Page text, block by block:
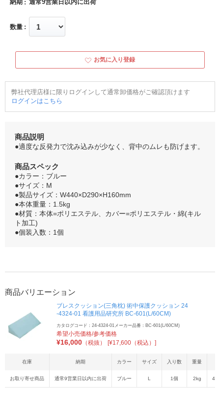
納期 通常9営業日以内に出荷
数量
お気に入り登録
弊社代理店様に限りログインして通常卸価格がご確認頂けます
ログインはこちら
商品説明
●適度な反発力で沈み込みが少なく、背中のムレも防げます。
商品スペック
●カラー：ブルー
●サイズ：M
●製品サイズ：W440×D290×H160mm
●本体重量：1.5kg
●材質：本体=ポリエステル、カバー=ポリエステル・綿(キル
ト加工)
●個装入数：1個
商品バリエーション
ブレスクッション(三角枕) 術中保護クッション 24
-4324-01 看護用品研究所 BC-601(L/60CM)
カタログコード：24-4324-01メーカー品番：BC-601(L/60CM)
希望小売価格/参考価格
¥16,000 （税抜） [¥17,600（税込）]
在庫 納期 カラー サイズ 入り数 重量
お取り寄せ商品 通常9営業日以内に出荷 ブルー L 1個 2kg